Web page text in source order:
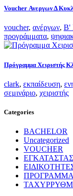
Voucher Ανεργων Δ
voucher, ανέργων, Β'
προγράμματα,
Πρόγραμμα Χειριστής
clark, εκπαίδευση,
σεμινάριο, χειριστής
Categories
BACHELOR
Uncategorized
VOUCHER